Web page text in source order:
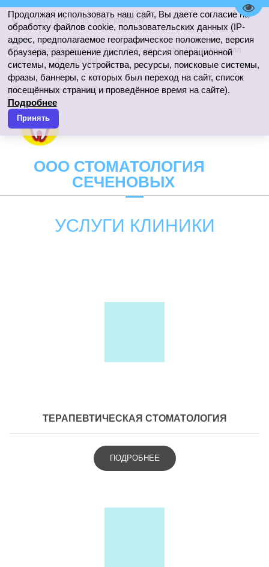
Продолжая использовать наш сайт, Вы даете согласие на
обработку файлов cookie, пользовательских данных (IP-
адрес, предполагаемое географическое положение, версия
браузера, разрешение дисплея, версия операционной
системы, модель устройства, ресурсы, поисковые системы,
фразы, баннеры, с которых был переход на сайт, список
посещённых страниц и проведённое время на сайте).
Подробнее
Принять
8 (347) 246-66-35,8(987)0460097
Стоматология Сеченовых,Россия,г. Уфа,Интернационал
ьная ул. 15, 332 450064
sechenov.vladimir@yandex.ru
ООО СТОМАТОЛОГИЯ
СЕЧЕНОВЫХ
УСЛУГИ КЛИНИКИ
ТЕРАПЕВТИЧЕСКАЯ СТОМАТОЛОГИЯ
ПОДРОБНЕЕ